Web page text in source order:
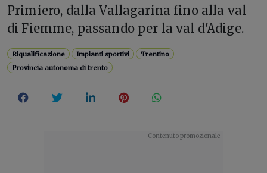
Primiero, dalla Vallagarina fino alla val
di Fiemme, passando per la val d'Adige.
Riqualificazione Impianti sportivi
Trentino
Provincia autonoma di trento